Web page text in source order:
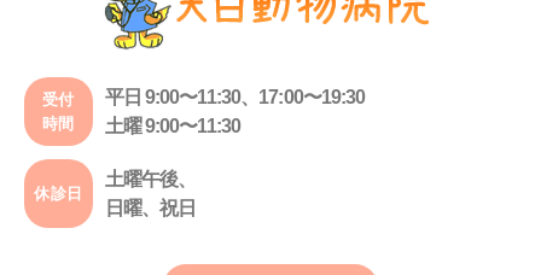
受付
時間
平日 9:00〜11:30、17:00〜19:30
土曜 9:00〜11:30
休診日
土曜午後、
日曜、祝日